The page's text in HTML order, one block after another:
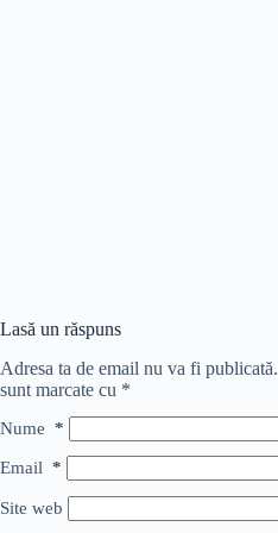
Lasă un răspuns
Adresa ta de email nu va fi publicată.
sunt marcate cu *
Nume *
Email *
Site web